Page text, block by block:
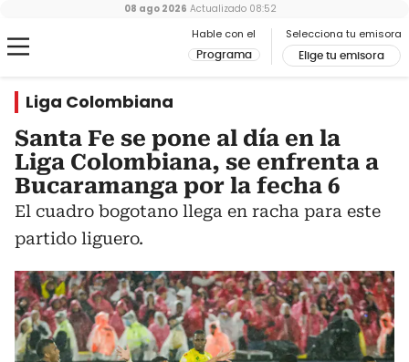
Hable con el
Programa
Selecciona tu emisora
Elige tu emisora
08 ago 2026 Actualizado 08:52
Liga Colombiana
Santa Fe se pone al día en la
Liga Colombiana, se enfrenta a
Bucaramanga por la fecha 6
El cuadro bogotano llega en racha para este
partido liguero.